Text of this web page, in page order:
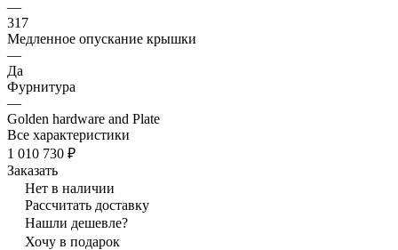
—
317
Медленное опускание крышки
—
Да
Фурнитура
—
Golden hardware and Plate
Все характеристики
1 010 730 ₽
Заказать
Нет в наличии
Рассчитать доставку
Нашли дешевле?
Хочу в подарок